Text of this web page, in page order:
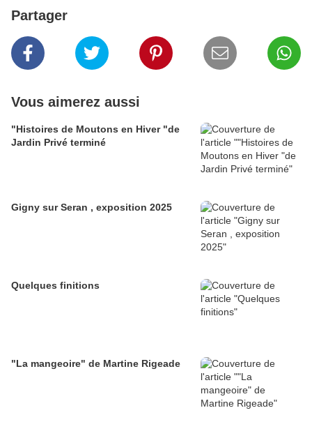
Partager
Vous aimerez aussi
"Histoires de Moutons en Hiver "de
Jardin Privé terminé
Gigny sur Seran , exposition 2025
Quelques finitions
"La mangeoire" de Martine Rigeade